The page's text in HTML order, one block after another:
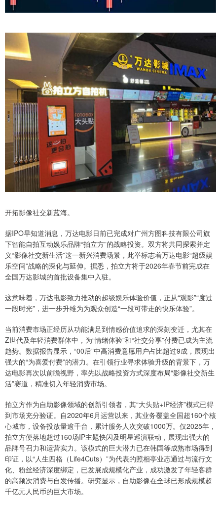
开拓影像社交新蓝海。
据IPO早知道消息，万达电影日前已完成对广州方图科技有限公司旗
下智能自拍互动娱乐品牌“拍立方”的战略投资。双方将共同探索并定
义“影像社交新生活”这一新兴消费场景，此举标志着万达电影“超级娱
乐空间”战略的深化与延伸。据悉，拍立方将于2026年春节前完成在
全国万达影城的首批设备集中入驻。
这意味着，万达电影致力推动的超级娱乐体验价值，正从“观影”“度过
一段时光”，进一步升维为为观众创造“一段可带走的快乐体验”。
当前消费市场正经历从功能满足到情感价值追求的深刻变迁，尤其在
Z世代及年轻消费群体中，为“情绪体验”和“社交分享”付费已成为主流
趋势。数据报告显示，“00后”中高消费意愿用户占比超过9成，展现出
强大的“为喜爱付费”的潜力。在引领行业寻求体验升级的背景下，万
达电影再次以前瞻视野，率先以战略投资方式深度布局“影像社交新生
活”赛道，精准切入年轻消费市场。
拍立方作为自助影像领域的创新引领者，其“大头贴+IP经济”模式已得
到市场充分验证。自2020年6月运营以来，其业务覆盖全国超160个核
心城市，设备投放量逾千台，累计服务人次突破1000万。仅2025年，
拍立方便落地超过160场IP主题快闪及明星巡演联动，展现出强大的
品牌号召力和运营实力。该模式的巨大潜力已在韩国等成熟市场得到
印证，以“人生四格（Life4Cuts）”为代表的照相亭业态通过与流行文
化、粉丝经济深度绑定，已发展成规模化产业，成功激发了年轻客群
的高频次消费与自发传播。研究显示，自助影像在全球已形成规模超
千亿元人民币的巨大市场。